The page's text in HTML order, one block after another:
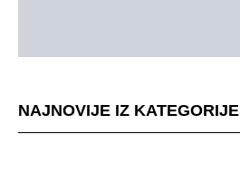
NAJNOVIJE IZ KATEGORIJE